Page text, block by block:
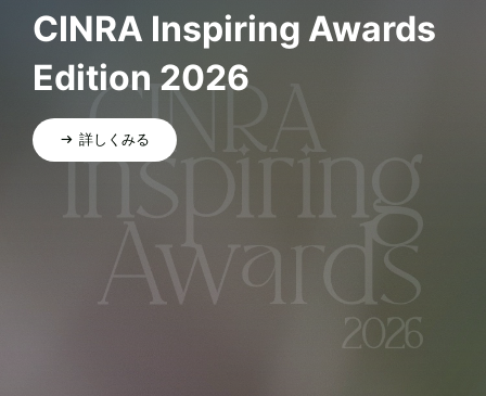
CINRA Inspiring Awards
Edition 2026
詳しくみる